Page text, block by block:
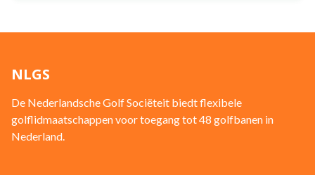
NLGS
De Nederlandsche Golf Sociëteit biedt flexibele
golflidmaatschappen voor toegang tot 48 golfbanen in
Nederland.